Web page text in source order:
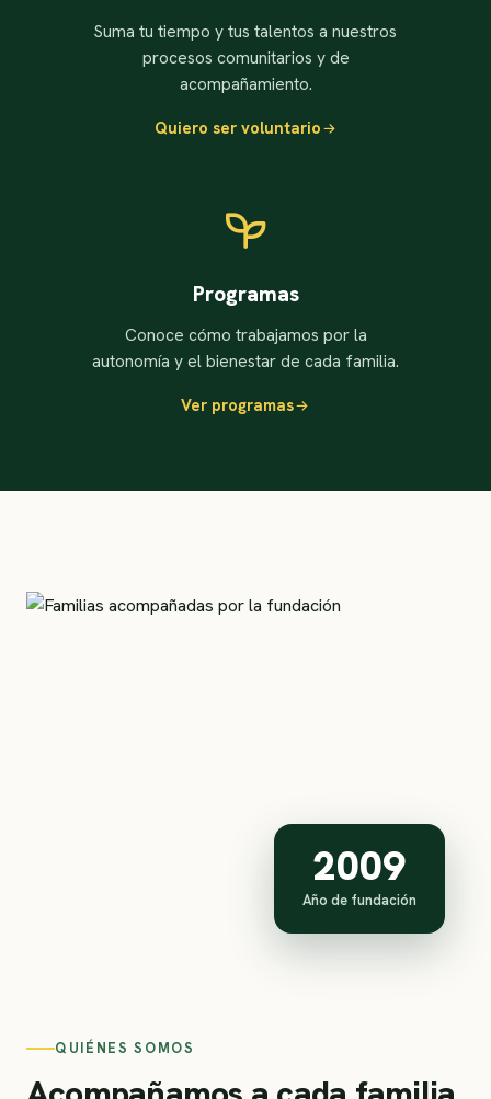
Suma tu tiempo y tus talentos a nuestros
procesos comunitarios y de
acompañamiento.
Quiero ser voluntario
Programas
Conoce cómo trabajamos por la
autonomía y el bienestar de cada familia.
Ver programas
2009
Año de fundación
QUIÉNES SOMOS